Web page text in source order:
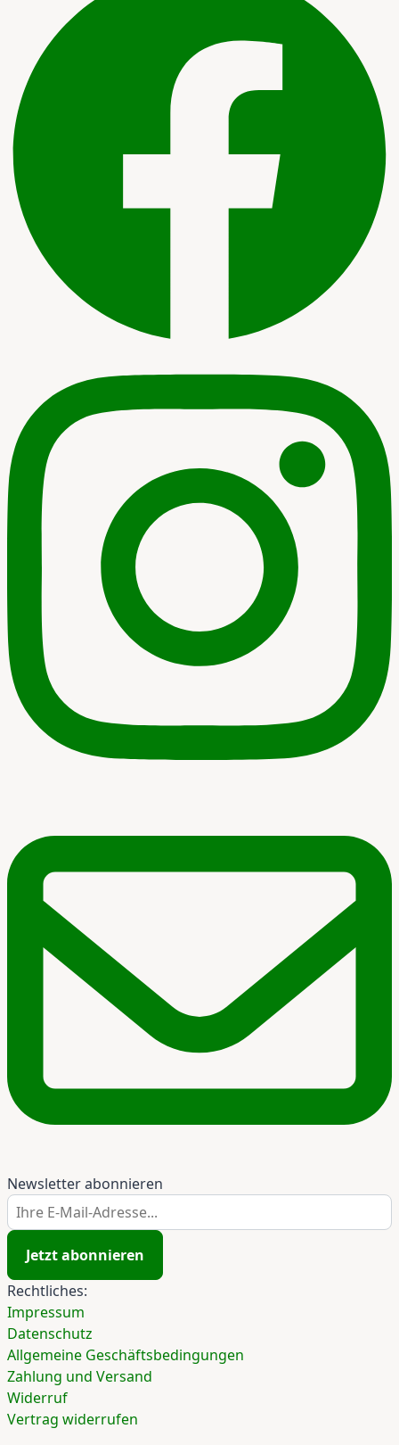
Newsletter abonnieren
Ihre E-Mail-Adresse...
Jetzt abonnieren
Rechtliches:
Impressum
Datenschutz
Allgemeine Geschäftsbedingungen
Zahlung und Versand
Widerruf
Vertrag widerrufen